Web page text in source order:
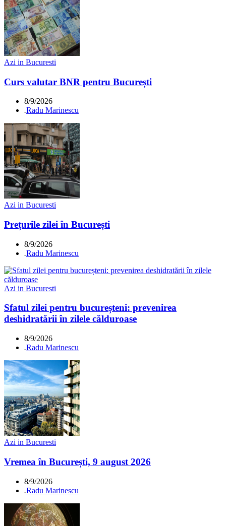
Azi in Bucuresti
Curs valutar BNR pentru București
8/9/2026
.Radu Marinescu
Azi in Bucuresti
Prețurile zilei în București
8/9/2026
.Radu Marinescu
Azi in Bucuresti
Sfatul zilei pentru bucureșteni: prevenirea
deshidratării în zilele călduroase
8/9/2026
.Radu Marinescu
Azi in Bucuresti
Vremea în București, 9 august 2026
8/9/2026
.Radu Marinescu